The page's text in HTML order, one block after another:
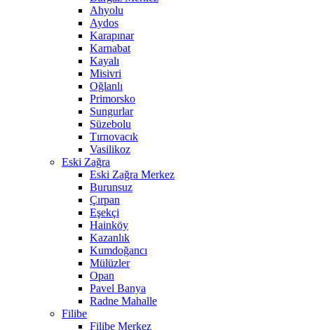
Ahyolu
Aydos
Karapınar
Karnabat
Kayalı
Misivri
Oğlanlı
Primorsko
Sungurlar
Süzebolu
Tırnovacık
Vasilikoz
Eski Zağra
Eski Zağra Merkez
Burunsuz
Çırpan
Eşekçi
Hainköy
Kazanlık
Kumdoğancı
Mülüzler
Opan
Pavel Banya
Radne Mahalle
Filibe
Filibe Merkez